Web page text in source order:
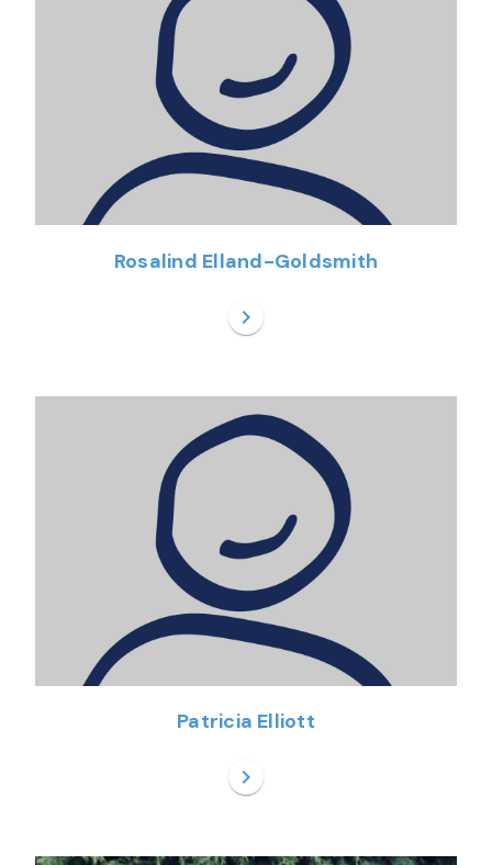
Rosalind Elland-Goldsmith
chevron_right
Patricia Elliott
chevron_right